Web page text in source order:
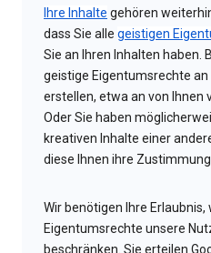
Ihre Inhalte gehören
dass Sie alle geistigen
Sie an Ihren Inhalten haben.
geistige Eigentumsrechte
erstellen, etwa an von Ihnen
Oder Sie haben
kreativen Inhalte einer
diese Ihnen ihre
Wir benötigen Ihre
Eigentumsrechte unsere
beschränken. Sie erteilen